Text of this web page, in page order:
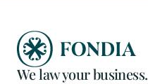
We law your business.